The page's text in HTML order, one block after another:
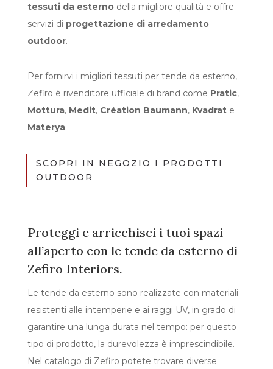
tessuti da esternodella migliore qualità e offre
servizi di progettazione di arredamento
outdoor.
Per fornirvi i migliori tessuti per tende da esterno,
Zefiro è rivenditore ufficiale di brand come Pratic,
Mottura, Medit, Création Baumann, Kvadrate
Materya.
SCOPRI IN NEGOZIO I PRODOTTI
OUTDOOR
Proteggi e arricchisci i tuoi spazi
all’aperto con le tende da esterno di
Zefiro Interiors.
Le tende da esterno sono realizzate con materiali
resistenti alle intemperie e ai raggi UV, in grado di
garantire una lunga durata nel tempo: per questo
tipo di prodotto, la durevolezza è imprescindibile.
Nel catalogo di Zefiro potete trovare diverse